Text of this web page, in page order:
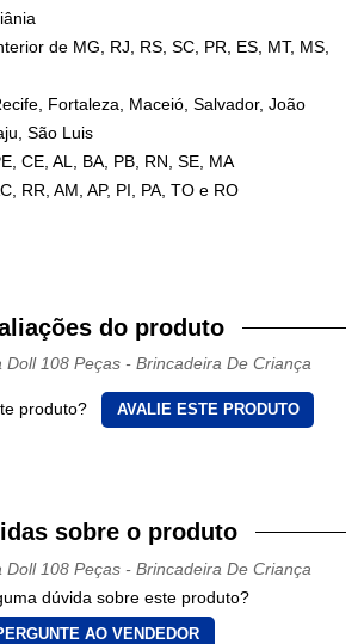
de MG, RJ, RS, SC, PR, ES, MT, MS,
Fortaleza, Maceió, Salvador, João
São Luis
CE, AL, BA, PB, RN, SE, MA
RR, AM, AP, PI, PA, TO e RO
do produto
Doll 108 Peças - Brincadeira De Criança
produto? AVALIE ESTE PRODUTO
sobre o produto
Doll 108 Peças - Brincadeira De Criança
dúvida sobre este produto?
AO VENDEDOR